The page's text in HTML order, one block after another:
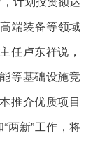
端装备等领域
任卢东祥说，
等基础设施竞
推介优质项目
两新”工作，将